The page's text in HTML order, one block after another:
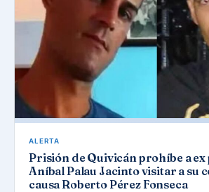
ALERTA
Prisión de Quivicán prohíbe a
Aníbal Palau Jacinto visitar a su
causa Roberto Pérez Fonseca